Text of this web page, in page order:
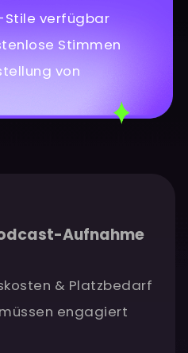
Aufnahme
& Platzbedarf
engagiert
Stile verfügbar
Stimmen
von